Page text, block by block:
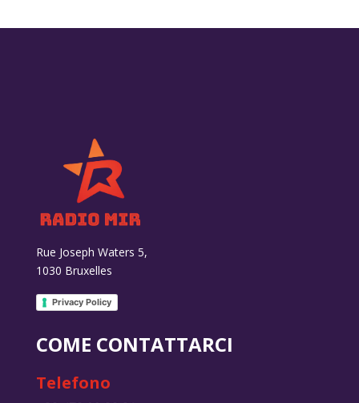
Rue Joseph Waters 5,
1030 Bruxelles
Privacy Policy
COME CONTATTARCI
Telefono